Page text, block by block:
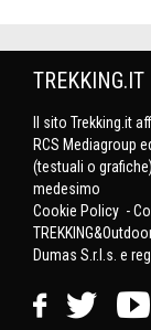
TREKKING.IT
Il sito Trekking.it
RCS Mediagroup
(testuali o
medesimo
Cookie Policy -
Dumas S.r.l.s. e